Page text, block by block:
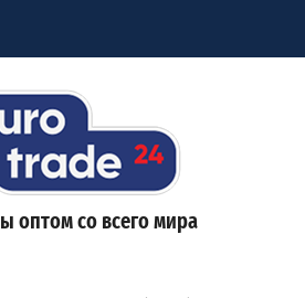
оптом со всего мира